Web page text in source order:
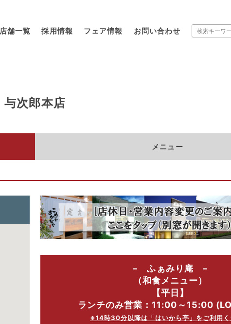
店舗一覧 採用情報 フェア情報 お問い合わせ
与次郎本店
メニュー
– ふぁみり庵 –
（和食メニュー）
【平日】
ランチのみ営業：11:00～15:00
※14時30分以降は「はいから亭」をご利用く